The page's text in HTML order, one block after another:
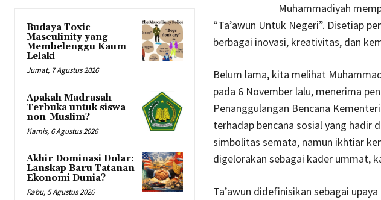
Budaya Toxic
Masculinity yang
Membelenggu Kaum
Lelaki
Jumat, 7 Agustus 2026
Apakah Madrasah
Terbuka untuk siswa
non-Muslim?
Kamis, 6 Agustus 2026
Akhir Dominasi Dolar:
Lanskap Baru Tatanan
Ekonomi Dunia?
Rabu, 5 Agustus 2026
Muhammadiyah
“Ta’awun Untuk Negeri”. Disetiap
berbagai inovasi, kreativitas, dan
Belum lama, kita melihat
pada 6 November lalu, menerima
Penanggulangan Bencana
terhadap bencana sosial yang hadir
simbolitas semata, namun ikhtiar
digelorakan sebagai kader ummat,
Ta’awun didefinisikan sebagai